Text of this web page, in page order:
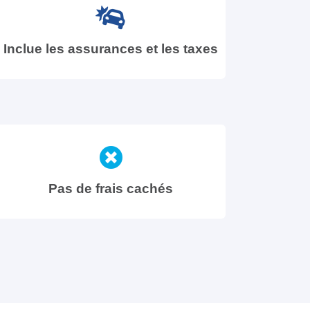
Inclue les assurances et les taxes
Pas de frais cachés